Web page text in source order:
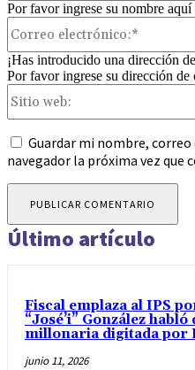
Por favor ingrese su nombre aquí
¡Has introducido una dirección
Por favor ingrese su dirección
Guardar mi nombre,
navegador la próxima vez que
Último artículo
Fiscal emplaza al IPS
“José’i” González
millonaria digitada por
junio 11, 2026